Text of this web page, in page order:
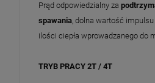
Prąd odpowiedzialny za
spawania, dolna wartość
ilości ciepła wprowadzanego do
TRYB PRACY 2T / 4T